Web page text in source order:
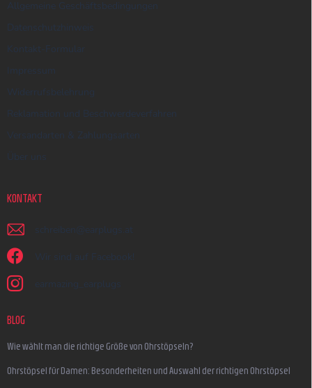
Allgemeine Geschäftsbedingungen
Datenschutzhinweis
Kontakt-Formular
Impressum
Widerrufsbelehrung
Reklamation und Beschwerdeverfahren
Versandarten & Zahlungsarten
Über uns
KONTAKT
schreiben @ earplugs.at
Wir sind auf Facebook!
earmazing_earplugs
BLOG
Wie wählt man die richtige Größe von Ohrstöpseln?
Ohrstöpsel für Damen: Besonderheiten und Auswahl der richtigen Ohrstöpsel